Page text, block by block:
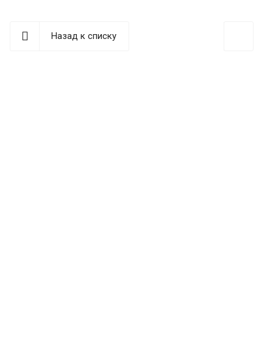
Назад к списку